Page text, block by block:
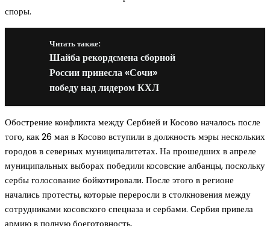
споры.
Читать также:
Шайба рекордсмена сборной
России принесла «Сочи»
победу над лидером КХЛ
Обострение конфликта между Сербией и Косово началось после
того, как 26 мая в Косово вступили в должность мэры нескольких
городов в северных муниципалитетах. На прошедших в апреле
муниципальных выборах победили косовские албанцы, поскольку
сербы голосование бойкотировали. После этого в регионе
начались протесты, которые переросли в столкновения между
сотрудниками косовского спецназа и сербами. Сербия привела
армию в полную боеготовность.